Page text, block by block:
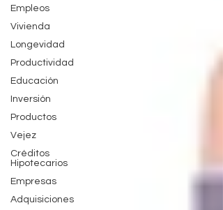
Empleos
Vivienda
Longevidad
Productividad
Educación
Inversión
Productos
Vejez
Créditos
Hipotecarios
Empresas
Adquisiciones